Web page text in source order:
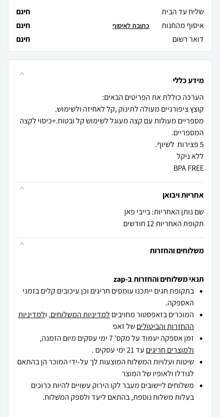
שליח עד הבית
חינם
איסוף מהחנות
חינם כתובת לאיסוף
דואר רשום חינם
מידע כללי
מספריים מעולות עם קצה מעוגל לשימוש קל ובטוח.+כיסוי לקצה
BPA FREE
אחריות ויבואן
שם נותן האחריות: בייבי פאן
תקופת האחריות 12 חודשים
משלוחים והחזרות
תנאי משלוחים והחזרות ב-zap
בתקופת חגים ייתכנו עומסים חריגים וכן עיכובים קלים בזמני
האספקה.
המוכרים בזאפסטור מחויבים למדיניות המשלוחים, ולמדיניות
ההחזרות והביטוליםשל זאפ
זמן אספקה יעמוד על מקס' 7 ימי עסקים מיום הזמנה,
ולמוצרים חריגים עד 21 ימי עסקים .
שיטות ועלויות המשלוח המוצעות לך על-ידי המוכר הן בהתאם
לגודלו ולאופיו של המוצר
משלוחים ליישובים מעבר לקו הירוק עשויים להיות כרוכים
בעלות משלוח נוספת, בהתאם ליעד ולספק המשלוח.